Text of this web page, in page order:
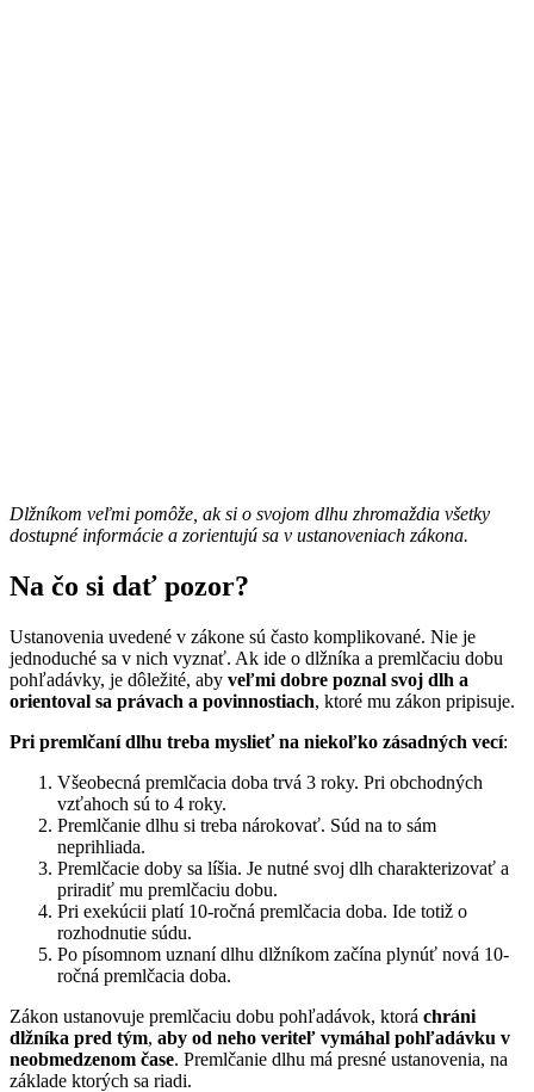
Dlžníkom veľmi pomôže, ak si o svojom dlhu zhromaždia všetky
dostupné informácie a zorientujú sa v ustanoveniach zákona.
Na čo si dať pozor?
Ustanovenia uvedené v zákone sú často komplikované. Nie je
jednoduché sa v nich vyznať. Ak ide o dlžníka a premlčaciu dobu
pohľadávky, je dôležité, aby veľmi dobre poznal svoj dlh a
orientoval sa právach a povinnostiach, ktoré mu zákon pripisuje.
Pri premlčaní dlhu treba myslieť na niekoľko zásadných vecí:
Všeobecná premlčacia doba trvá 3 roky. Pri obchodných
vzťahoch sú to 4 roky.
Premlčanie dlhu si treba nárokovať. Súd na to sám
neprihliada.
Premlčacie doby sa líšia. Je nutné svoj dlh charakterizovať a
priradiť mu premlčaciu dobu.
Pri exekúcii platí 10-ročná premlčacia doba. Ide totiž o
rozhodnutie súdu.
Po písomnom uznaní dlhu dlžníkom začína plynúť nová 10-
ročná premlčacia doba.
Zákon ustanovuje premlčaciu dobu pohľadávok, ktorá chráni
dlžníka pred tým, aby od neho veriteľ vymáhal pohľadávku v
neobmedzenom čase. Premlčanie dlhu má presné ustanovenia, na
základe ktorých sa riadi.